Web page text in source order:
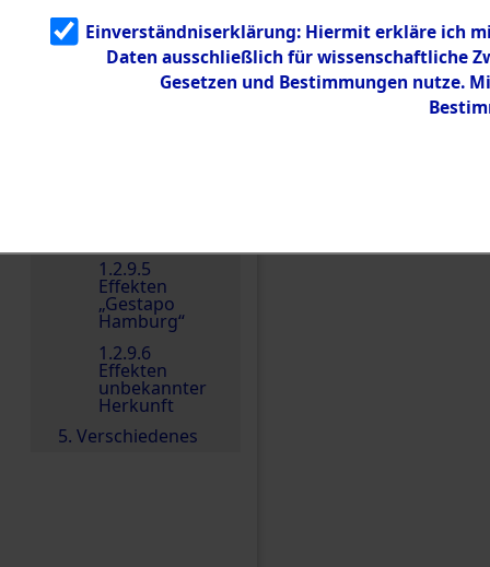
1.2.9.3
Effekten aus
dem KZ
Neuengamm
1.2.9.5
Effekten
„Gestapo
Hamburg“
1.2.9.6
Effekten
unbekannter
Herkunft
5. Verschiedenes
Einen Kommentar
Einverständniserklärung: Hiermit erkläre ich
Daten ausschließlich für wissenschaftliche
Gesetzen und Bestimmungen nutze.